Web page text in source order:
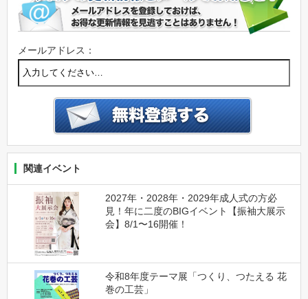
メールアドレス：
関連イベント
2027年・2028年・2029年成人式の方必
見！年に二度のBIGイベント【振袖大展示
会】8/1〜16開催！
令和8年度テーマ展「つくり、つたえる 花
巻の工芸」